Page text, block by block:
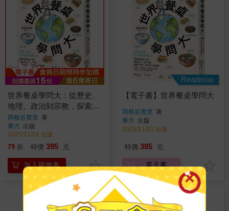
世界餐桌學問大：從歷史、
地理、政治到宗教，探索全
球大事的家庭廚房冒險
岡根谷實里 著
畢方 出版
2025/11/01 出版
79 折 特價 395 元
加入購物車
Readmoo
【電子書】世界餐桌學問大
岡根谷實里 著
畢方 出版
2025/11/01 出版
特價 385 元
電子書